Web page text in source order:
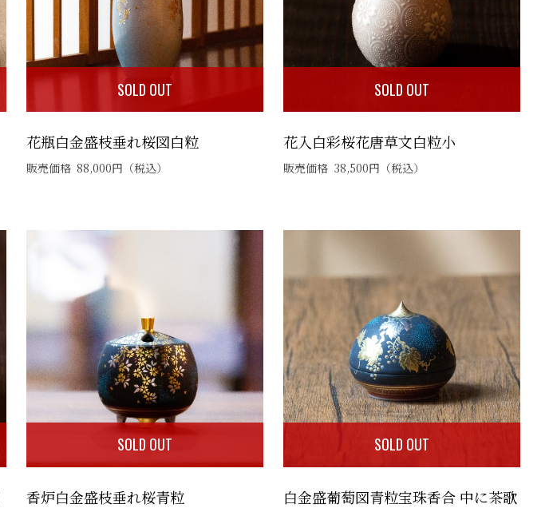
SOLD OUT
花瓶白金盛枝垂れ桜図白粒
販売価格 88,000円 （税込）
SOLD OUT
花入白彩桜花唐草文白粒小
販売価格 38,500円 （税込）
SOLD OUT
香炉白金盛枝垂れ桜青粒
SOLD OUT
白金盛葡萄図青粒宝珠香合 中に茶歌